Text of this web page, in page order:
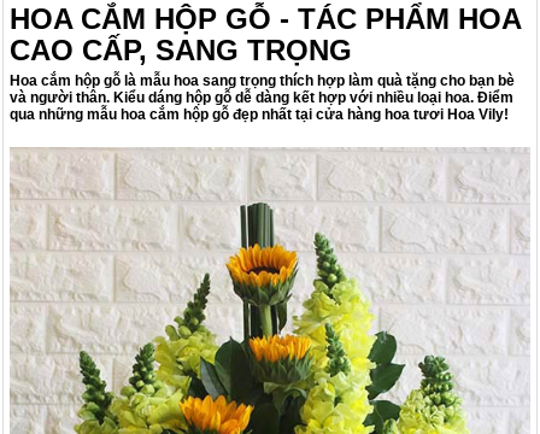
HOA CẮM HỘP GỖ - TÁC PHẨM HOA
CAO CẤP, SANG TRỌNG
Hoa cắm hộp gỗ là mẫu hoa sang trọng thích hợp làm quà tặng cho bạn bè
và người thân. Kiểu dáng hộp gỗ dễ dàng kết hợp với nhiều loại hoa. Điểm
qua những mẫu hoa cắm hộp gỗ đẹp nhất tại cửa hàng hoa tươi Hoa Vily!